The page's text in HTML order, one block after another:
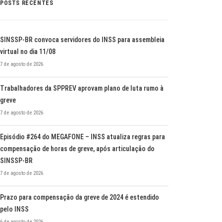
POSTS RECENTES
SINSSP-BR convoca servidores do INSS para assembleia
virtual no dia 11/08
7 de agosto de 2026
Trabalhadores da SPPREV aprovam plano de luta rumo à
greve
7 de agosto de 2026
Episódio #264 do MEGAFONE – INSS atualiza regras para
compensação de horas de greve, após articulação do
SINSSP-BR
7 de agosto de 2026
Prazo para compensação da greve de 2024 é estendido
pelo INSS